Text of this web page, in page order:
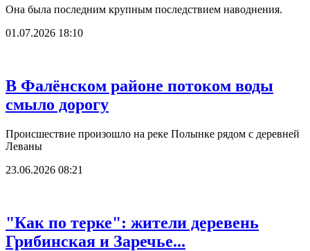
Она была последним крупным последствием наводнения.
01.07.2026 18:10
В Фалёнском районе потоком воды
смыло дорогу
Происшествие произошло на реке Полынке рядом с деревней
Леваны
23.06.2026 08:21
"Как по терке": жители деревень
Грибинская и Заречье...